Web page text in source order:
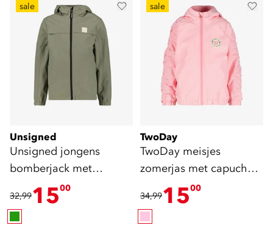
sale
Unsigned
Unsigned jongens
bomberjack met
capuchon groen
32,991500
sale
TwoDay
TwoDay meisjes
zomerjas met capuchon
lichtroze
34,991500